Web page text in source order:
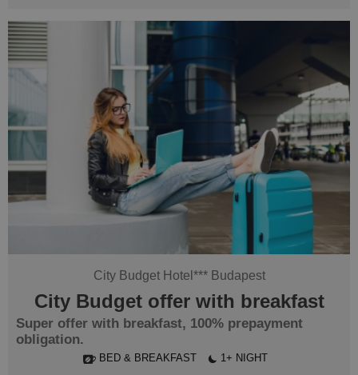
City Budget Hotel ***Budapest
City Budget offer with breakfast
Super offer with breakfast, 100% prepayment
obligation.
BED & BREAKFAST 1+ NIGHT